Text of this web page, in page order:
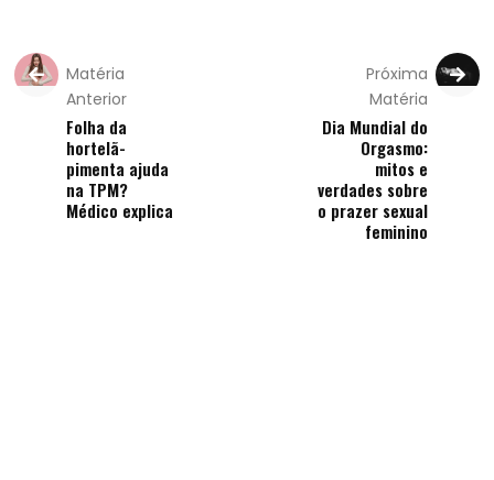
Matéria
Anterior
Folha da
hortelã-
pimenta ajuda
na TPM?
Médico explica
Próxima
Matéria
Dia Mundial do
Orgasmo:
mitos e
verdades sobre
o prazer sexual
feminino